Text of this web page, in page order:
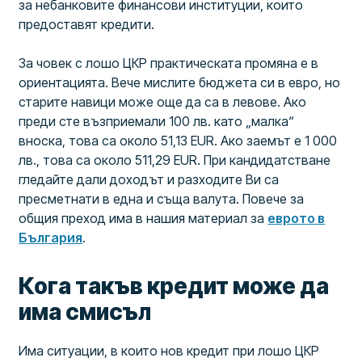
за небанковите финансови институции, които
предоставят кредити.
За човек с лошо ЦКР практическата промяна е в
ориентацията. Вече мислите бюджета си в евро, но
старите навици може още да са в левове. Ако
преди сте възприемали 100 лв. като „малка“
вноска, това са около 51,13 EUR. Ако заемът е 1 000
лв., това са около 511,29 EUR. При кандидатстване
гледайте дали доходът и разходите Ви са
пресметнати в една и съща валута. Повече за
общия преход има в нашия материал за еврото в
България.
Кога такъв кредит може да
има смисъл
Има ситуации, в които нов кредит при лошо ЦКР